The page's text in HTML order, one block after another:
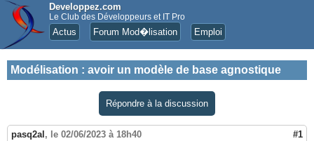
Developpez.com
Le Club des Développeurs et IT Pro
Actus Forum Mod�lisation Emploi
Modélisation : avoir un modèle de base agnostique
Répondre à la discussion
pasq2al , le 02/06/2023 à 18h40 #1